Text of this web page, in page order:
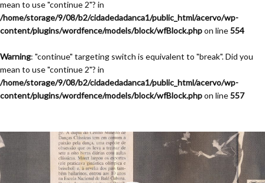
mean to use "continue 2"? in
/home/storage/9/08/b2/cidadedadanca1/public_html/acervo/wp-
content/plugins/wordfence/models/block/wfBlock.phpon line554
Warning: "continue" targeting switch is equivalent to "break". Did you
mean to use "continue 2"? in
/home/storage/9/08/b2/cidadedadanca1/public_html/acervo/wp-
content/plugins/wordfence/models/block/wfBlock.phpon line557
Festival de Dança de Joinville - 13a. Edição - 1995